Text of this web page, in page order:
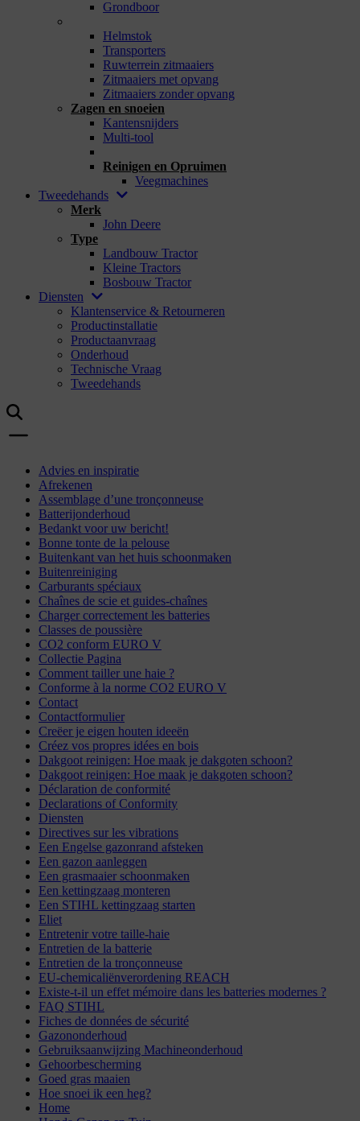
Grondboor
Helmstok
Transporters
Ruwterrein zitmaaiers
Zitmaaiers met opvang
Zitmaaiers zonder opvang
Zagen en snoeien
Kantensnijders
Multi-tool
Reinigen en Opruimen
Veegmachines
Tweedehands
Merk
John Deere
Type
Landbouw Tractor
Kleine Tractors
Bosbouw Tractor
Diensten
Klantenservice & Retourneren
Productinstallatie
Productaanvraag
Onderhoud
Technische Vraag
Tweedehands
Advies en inspiratie
Afrekenen
Assemblage d’une tronçonneuse
Batterijonderhoud
Bedankt voor uw bericht!
Bonne tonte de la pelouse
Buitenkant van het huis schoonmaken
Buitenreiniging
Carburants spéciaux
Chaînes de scie et guides-chaînes
Charger correctement les batteries
Classes de poussière
CO2 conform EURO V
Collectie Pagina
Comment tailler une haie ?
Conforme à la norme CO2 EURO V
Contact
Contactformulier
Creëer je eigen houten ideeën
Créez vos propres idées en bois
Dakgoot reinigen: Hoe maak je dakgoten schoon?
Dakgoot reinigen: Hoe maak je dakgoten schoon?
Déclaration de conformité
Declarations of Conformity
Diensten
Directives sur les vibrations
Een Engelse gazonrand afsteken
Een gazon aanleggen
Een grasmaaier schoonmaken
Een kettingzaag monteren
Een STIHL kettingzaag starten
Eliet
Entretenir votre taille-haie
Entretien de la batterie
Entretien de la tronçonneuse
EU-chemicaliënverordening REACH
Existe-t-il un effet mémoire dans les batteries modernes ?
FAQ STIHL
Fiches de données de sécurité
Gazononderhoud
Gebruiksaanwijzing Machineonderhoud
Gehoorbescherming
Goed gras maaien
Hoe snoei ik een heg?
Home